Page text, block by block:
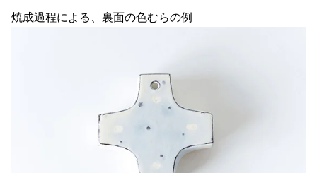
焼成過程による、裏面の色むらの例